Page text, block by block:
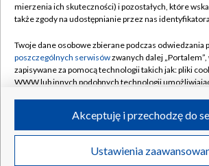
Naziemna Telewizja Cyfrowa
Rada Programowa
System NOS
Informacje o nadawcy
Program dla prasy
Pomoc
Kontakt
Kanały
©2026 Telewizja Polska S.A. w
mierzenia ich skuteczności) i pozostałych, które
także zgody na udostępnianie przez nas
Twoje dane osobowe zbierane podczas odwiedzania
poszczególnych serwisówzwanych dalej
zapisywane za pomocą technologii takich jak: pliki
WWW lub innych podobnych technologii
ruchu w Internecie.
Twoje dane osobowe zbierane podczas odwiedzania
poszczególnych serwisówna Portalu, takie jak adresy
Ustawienia
Akceptuję i przechodzę do